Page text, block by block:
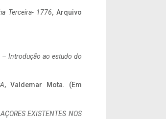
Terceira- 1776, Arquivo
Introdução ao estudo do
, Valdemar Mota. (Em
EXISTENTES NOS